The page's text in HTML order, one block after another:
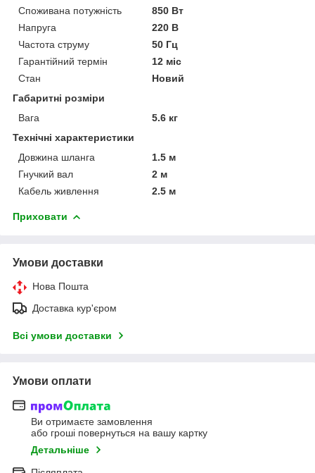
Споживана потужність
850 Вт
Напруга
220 В
Частота струму
50 Гц
Гарантійний термін
12 міс
Стан
Новий
Габаритні розміри
Вага
5.6 кг
Технічні характеристики
Довжина шланга
1.5 м
Гнучкий вал
2 м
Кабель живлення
2.5 м
Приховати
Умови доставки
Нова Пошта
Доставка кур'єром
Всі умови доставки
Умови оплати
Ви отримаєте замовлення
або гроші повернуться на вашу картку
Детальніше